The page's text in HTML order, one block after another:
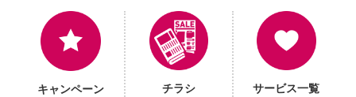
キャンペーン
チラシ サービス一覧